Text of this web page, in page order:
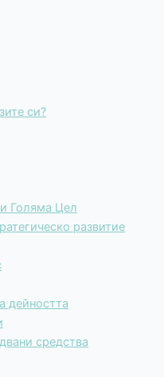
си?
Голяма Цел
развитие
дейността
средства